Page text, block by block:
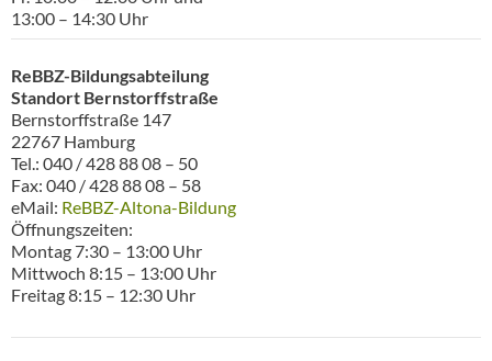
13:00 – 14:30 Uhr
ReBBZ-Bildungsabteilung
Standort Bernstorffstraße
Bernstorffstraße 147
22767 Hamburg
Tel.: 040 / 428 88 08 – 50
Fax: 040 / 428 88 08 – 58
eMail: ReBBZ-Altona-Bildung
Öffnungszeiten:
Montag 7:30 – 13:00 Uhr
Mittwoch 8:15 – 13:00 Uhr
Freitag 8:15 – 12:30 Uhr